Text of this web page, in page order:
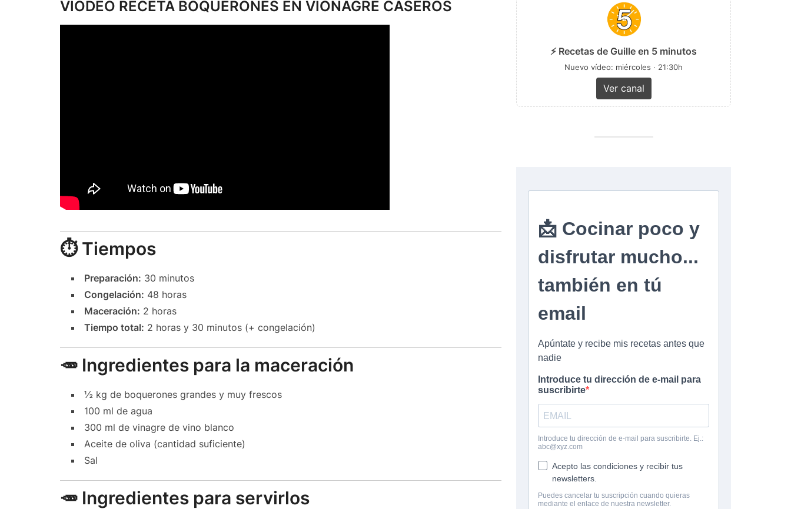
VIODEO RECETA BOQUERONES EN VIONAGRE CASEROS
⏱️ Tiempos
Preparación: 30 minutos
Congelación: 48 horas
Maceración: 2 horas
Tiempo total: 2 horas y 30 minutos (+ congelación)
🥕 Ingredientes para la maceración
½ kg de boquerones grandes y muy frescos
100 ml de agua
300 ml de vinagre de vino blanco
Aceite de oliva (cantidad suficiente)
Sal
🥕 Ingredientes para servirlos
⚡ Recetas de Guille en 5 minutos
Nuevo vídeo: miércoles · 21:30h
Ver canal